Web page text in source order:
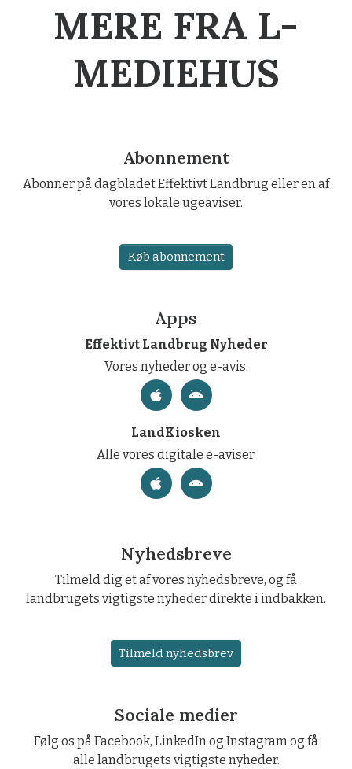
MERE FRA L-
MEDIEHUS
Abonnement
Abonner på dagbladet Effektivt Landbrug eller en af
vores lokale ugeaviser.
Køb abonnement
Apps
Effektivt Landbrug Nyheder
Vores nyheder og e-avis.
LandKiosken
Alle vores digitale e-aviser.
Nyhedsbreve
Tilmeld dig et af vores nyhedsbreve, og få
landbrugets vigtigste nyheder direkte i indbakken.
Tilmeld nyhedsbrev
Sociale medier
Følg os på Facebook, LinkedIn og Instagram og få
alle landbrugets vigtigste nyheder.